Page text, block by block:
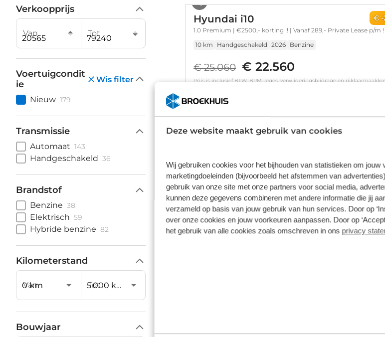
Deze website maakt gebruik van cookies
Wij gebruiken cookies voor het bijhouden van statistieken om jouw
marketingdoeleinden (bijvoorbeeld het afstemmen van
gebruik van onze site met onze partners voor social media,
kunnen deze gegevens combineren met andere informatie die jij
verzameld op basis van jouw gebruik van hun services. Door op
over onze cookies en jouw voorkeuren aanpassen. Door op
het gebruik van alle cookies zoals omschreven in ons privacy
Verkoopprijs
Van Tot
Voertuigcondit
ie
Wis filter
Nieuw 179
Transmissie
Automaat 143
Handgeschakeld 36
Brandstof
Benzine 38
Elektrisch 59
Hybride benzine 82
Kilometerstand
Van Tot
Bouwjaar
€ -
Hyundai i10
1.0 Premium | €2500,- korting !! | Vanaf 289,- Private Lease p/m !
10 km
Handgeschakeld 2026 Benzine
€ 25.060 € 22.560
Prijs is inclusief BTW, BPM, leges, verwijderingsbijdrage en
Bekijk details
€ -
Hyundai i10
1.0 Premium | €2500,- korting !! | Vanaf 289,- Private Lease p/m !
2026 Benzine
€ 25.060 € 22.560
Prijs is inclusief BTW, BPM, leges, verwijderingsbijdrage en
Op voorraad